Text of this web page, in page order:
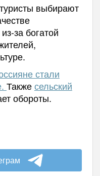
выбирают
за богатой
стали
Такжесельский
обороты.